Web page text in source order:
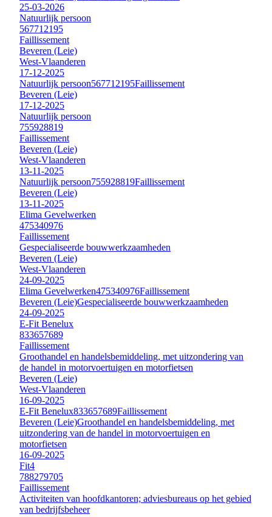
25-03-2026
Natuurlijk persoon
567712195
Faillissement
Beveren (Leie)
West-Vlaanderen
17-12-2025
Natuurlijk persoon567712195Faillissement
Beveren (Leie)
17-12-2025
Natuurlijk persoon
755928819
Faillissement
Beveren (Leie)
West-Vlaanderen
13-11-2025
Natuurlijk persoon755928819Faillissement
Beveren (Leie)
13-11-2025
Elima Gevelwerken
475340976
Faillissement
Gespecialiseerde bouwwerkzaamheden
Beveren (Leie)
West-Vlaanderen
24-09-2025
Elima Gevelwerken475340976Faillissement
Beveren (Leie)Gespecialiseerde bouwwerkzaamheden
24-09-2025
E-Fit Benelux
833657689
Faillissement
Groothandel en handelsbemiddeling, met uitzondering van
de handel in motorvoertuigen en motorfietsen
Beveren (Leie)
West-Vlaanderen
16-09-2025
E-Fit Benelux833657689Faillissement
Beveren (Leie)Groothandel en handelsbemiddeling, met
uitzondering van de handel in motorvoertuigen en
motorfietsen
16-09-2025
Fit4
788279705
Faillissement
Activiteiten van hoofdkantoren; adviesbureaus op het gebied
van bedrijfsbeheer